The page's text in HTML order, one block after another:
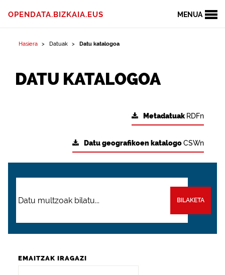
MENUA
OPENDATA.BIZKAIA.EUS
Hasiera Datuak Datu katalogoa
DATU KATALOGOA
Metadatuak RDFn
Datu geografikoen katalogoCSWn
BILAKETA
EMAITZAK IRAGAZI